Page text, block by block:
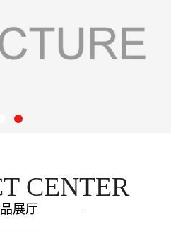
CENTER
展厅